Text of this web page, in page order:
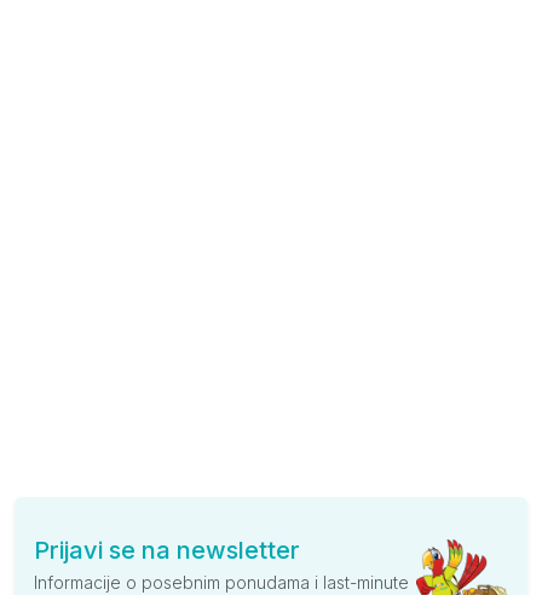
Prijavi se na newsletter
Informacije o posebnim ponudama i last-minute